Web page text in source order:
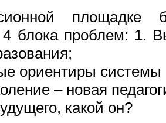
площадке
блока проблем: 1.
ориентиры системы
– новая
какой он?